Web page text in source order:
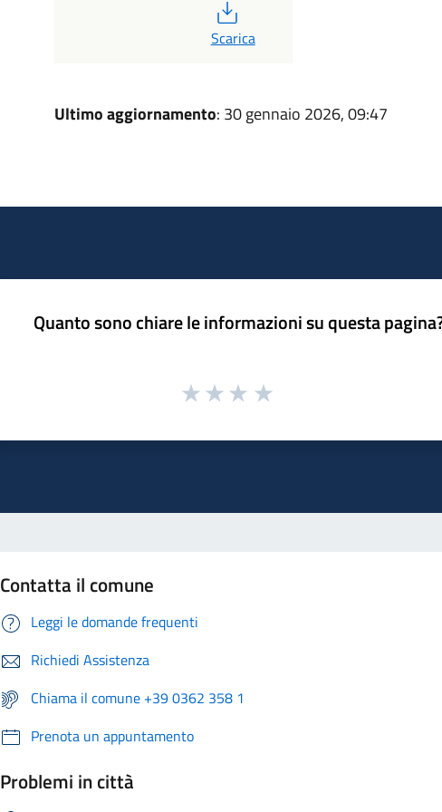
PDF
Scarica
Ultimo aggiornamento: 30 gennaio 2026, 09:47
Quanto sono chiare le informazioni su questa
Contatta il comune
Leggi le domande frequenti
Richiedi Assistenza
Chiama il comune +39 0362 358 1
Prenota un appuntamento
Problemi in città